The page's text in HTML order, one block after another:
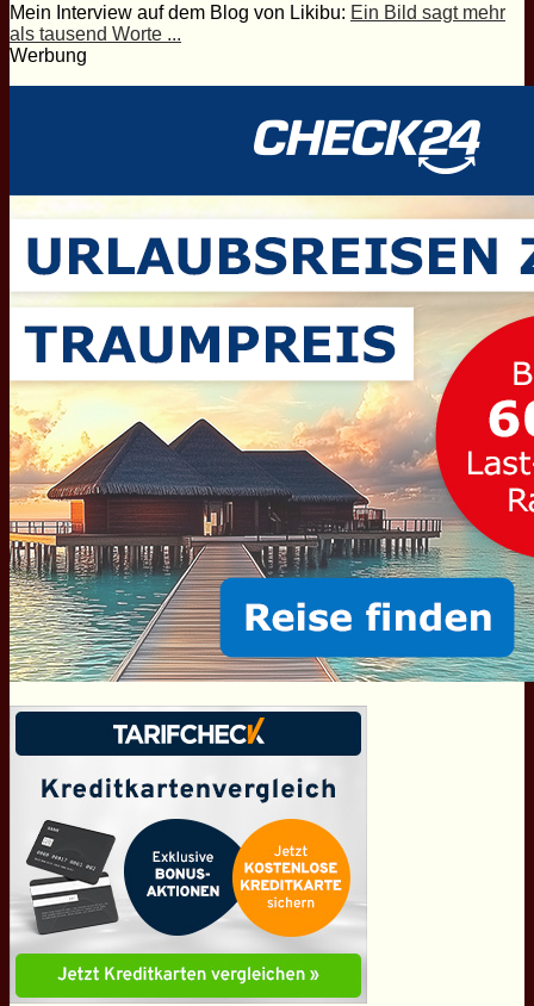
Mein Interview auf dem Blog von Likibu: Ein Bild sagt mehr
als tausend Worte ...
Werbung